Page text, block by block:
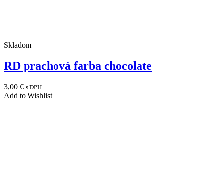
Skladom
RD prachová farba chocolate
3,00 € s DPH
Add to Wishlist